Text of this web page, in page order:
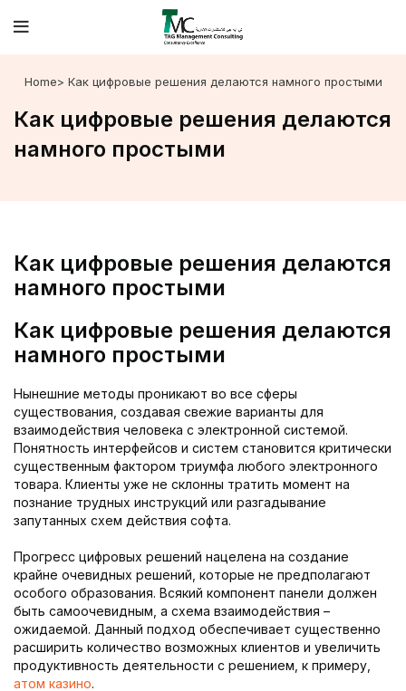
Home> Как цифровые решения делаются намного простыми
Как цифровые решения делаются
намного простыми
Как цифровые решения делаются
намного простыми
Как цифровые решения делаются
намного простыми
Нынешние методы проникают во все сферы
существования, создавая свежие варианты для
взаимодействия человека с электронной системой.
Понятность интерфейсов и систем становится критически
существенным фактором триумфа любого электронного
товара. Клиенты уже не склонны тратить момент на
познание трудных инструкций или разгадывание
запутанных схем действия софта.
Прогресс цифровых решений нацелена на создание
крайне очевидных решений, которые не предполагают
особого образования. Всякий компонент панели должен
быть самоочевидным, а схема взаимодействия –
ожидаемой. Данный подход обеспечивает существенно
расширить количество возможных клиентов и увеличить
продуктивность деятельности с решением, к примеру,
атом казино.